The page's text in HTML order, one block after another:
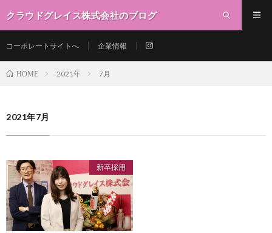
クラウドグレイス株式会社のブログ
コーポレートサイトへ 企業情報
HOME 2021年 7月
2021年7月
新卒採用